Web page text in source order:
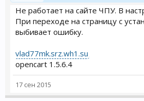
Не работает на сайте ЧПУ. В
При переходе на страницу с
выбивает ошибку.
vlad77mk.srz.wh1.su
opencart 1.5.6.4
17 сен 2015